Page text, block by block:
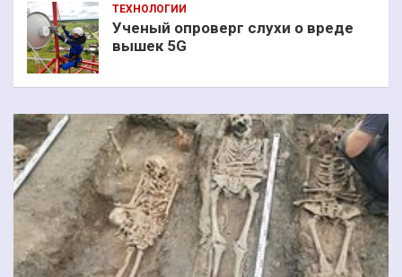
ТЕХНОЛОГИИ
Ученый опроверг слухи о вреде
вышек 5G